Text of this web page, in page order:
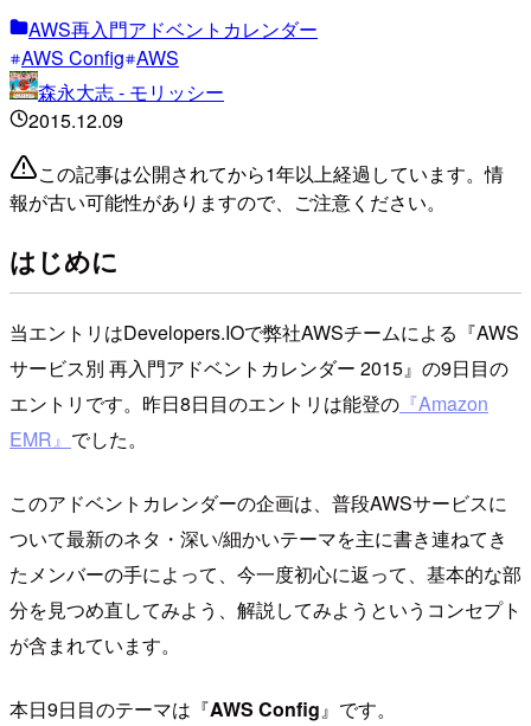
AWS再入門アドベントカレンダー
AWS Config AWS
森永大志 - モリッシー
2015.12.09
この記事は公開されてから1年以上経過しています。情
報が古い可能性がありますので、ご注意ください。
はじめに
当エントリはDevelopers.IOで弊社AWSチームによる『AWS
サービス別 再入門アドベントカレンダー 2015』の9日目の
エントリです。昨日8日目のエントリは能登の 『Amazon
EMR』 でした。
このアドベントカレンダーの企画は、普段AWSサービスに
ついて最新のネタ・深い/細かいテーマを主に書き連ねてき
たメンバーの手によって、今一度初心に返って、基本的な部
分を見つめ直してみよう、解説してみようというコンセプト
が含まれています。
本日9日目のテーマは『AWS Config』です。